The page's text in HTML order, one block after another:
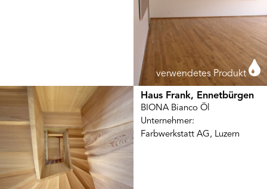
verwendetes Produkt
Haus Frank, Ennetbürgen
BIONA Bianco Öl
Unternehmer:
Farbwerkstatt AG, Luzern